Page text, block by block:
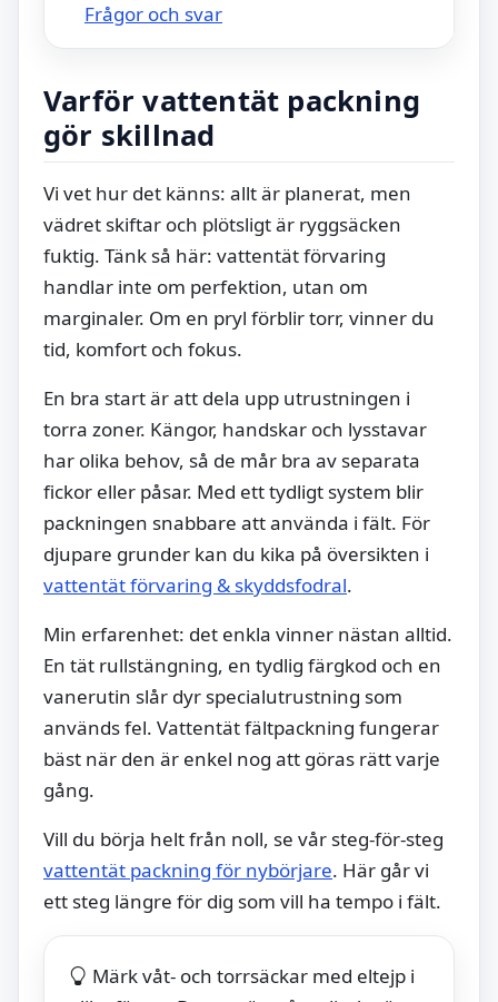
Frågor och svar
Varför vattentät packning
gör skillnad
Vi vet hur det känns: allt är planerat, men
vädret skiftar och plötsligt är ryggsäcken
fuktig. Tänk så här: vattentät förvaring
handlar inte om perfektion, utan om
marginaler. Om en pryl förblir torr, vinner du
tid, komfort och fokus.
En bra start är att dela upp utrustningen i
torra zoner. Kängor, handskar och lysstavar
har olika behov, så de mår bra av separata
fickor eller påsar. Med ett tydligt system blir
packningen snabbare att använda i fält. För
djupare grunder kan du kika på översikten i
vattentät förvaring & skyddsfodral.
Min erfarenhet: det enkla vinner nästan alltid.
En tät rullstängning, en tydlig färgkod och en
vanerutin slår dyr specialutrustning som
används fel. Vattentät fältpackning fungerar
bäst när den är enkel nog att göras rätt varje
gång.
Vill du börja helt från noll, se vår steg-för-steg
vattentät packning för nybörjare. Här går vi
ett steg längre för dig som vill ha tempo i fält.
Märk våt- och torrsäckar med eltejp i